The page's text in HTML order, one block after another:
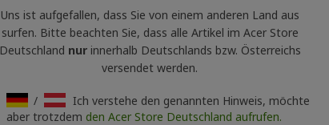
Uns ist aufgefallen, dass Sie von einem anderen Land aus
surfen. Bitte beachten Sie, dass alle Artikel im Acer Store
Deutschland nurinnerhalb Deutschlands bzw. Österreichs
versendet werden.
/
Ich verstehe den genannten Hinweis, möchte
aber trotzdem den Acer Store Deutschland aufrufen.